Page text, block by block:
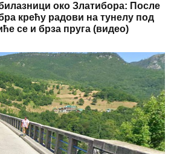
око Златибора: После
крећу радови на тунелу под
се и брза пруга (видео)